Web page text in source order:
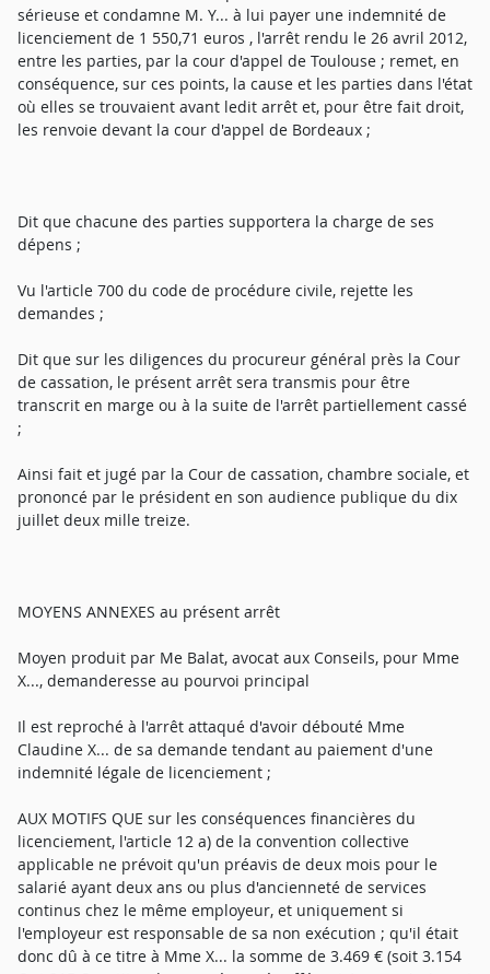
sérieuse et condamne M. Y... à lui payer une indemnité de
licenciement de 1 550,71 euros , l'arrêt rendu le 26 avril 2012,
entre les parties, par la cour d'appel de Toulouse ; remet, en
conséquence, sur ces points, la cause et les parties dans l'état
où elles se trouvaient avant ledit arrêt et, pour être fait droit,
les renvoie devant la cour d'appel de Bordeaux ;
Dit que chacune des parties supportera la charge de ses
dépens ;
Vu l'article 700 du code de procédure civile, rejette les
demandes ;
Dit que sur les diligences du procureur général près la Cour
de cassation, le présent arrêt sera transmis pour être
transcrit en marge ou à la suite de l'arrêt partiellement cassé
;
Ainsi fait et jugé par la Cour de cassation, chambre sociale, et
prononcé par le président en son audience publique du dix
juillet deux mille treize.
MOYENS ANNEXES au présent arrêt
Moyen produit par Me Balat, avocat aux Conseils, pour Mme
X..., demanderesse au pourvoi principal
Il est reproché à l'arrêt attaqué d'avoir débouté Mme
Claudine X... de sa demande tendant au paiement d'une
indemnité légale de licenciement ;
AUX MOTIFS QUE sur les conséquences financières du
licenciement, l'article 12 a) de la convention collective
applicable ne prévoit qu'un préavis de deux mois pour le
salarié ayant deux ans ou plus d'ancienneté de services
continus chez le même employeur, et uniquement si
l'employeur est responsable de sa non exécution ; qu'il était
donc dû à ce titre à Mme X... la somme de 3.469 € (soit 3.154